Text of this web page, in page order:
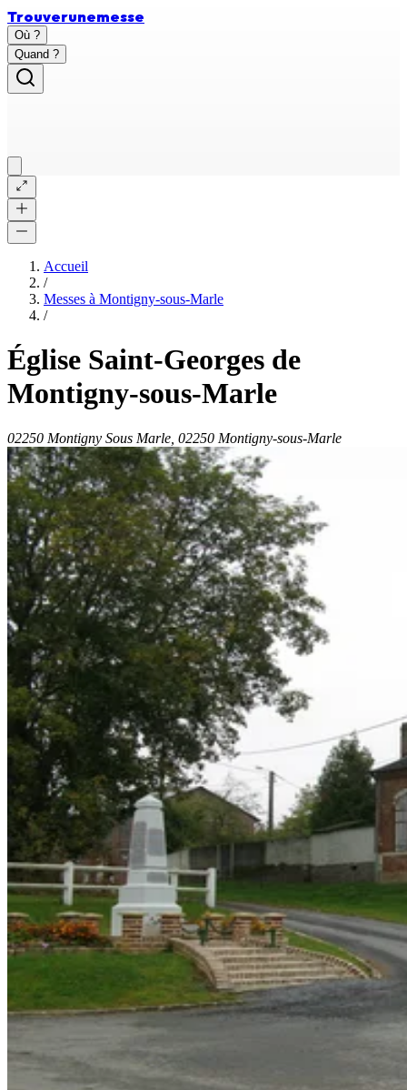
Trouverunemesse
Où ?
Quand ?
Accueil
/
Messes à Montigny-sous-Marle
/
Église Saint-Georges de
Montigny-sous-Marle
02250 Montigny Sous Marle, 02250 Montigny-sous-Marle